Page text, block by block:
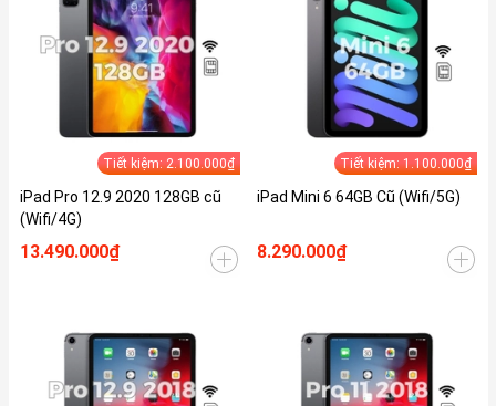
Tiết kiệm: 2.100.000₫
iPad Pro 12.9 2020 128GB cũ
(Wifi/4G)
13.490.000₫
Tiết kiệm: 1.100.000₫
iPad Mini 6 64GB Cũ (Wifi/5G)
8.290.000₫